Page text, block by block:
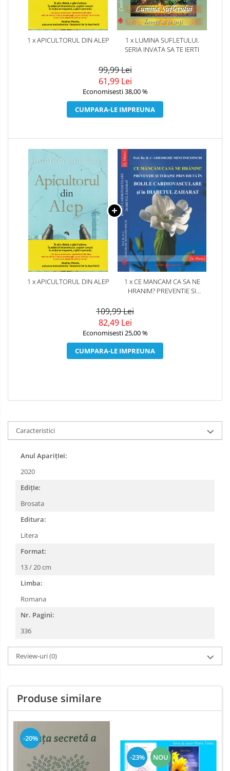
1 x APICULTORUL DIN ALEP
1 x LUMINA SUFLETULUI.
SERIA INVATA SA TE IERTI
99,99 Lei
61,99 Lei
Economisesti 38,00 %
CUMPARA-LE IMPREUNA
1 x APICULTORUL DIN ALEP
1 x CE MANCAM CA SA NE
HRANIM? PREVENTIE SI
CARDIOVASCULARE SI IN
109,99 Lei
82,49 Lei
Economisesti 25,00 %
CUMPARA-LE IMPREUNA
Caracteristici
Anul AparițIei:
2020
EdițIe:
Brosata
Editura:
Litera
Format:
13 / 20 cm
Limba:
Romana
Nr. Pagini:
336
Review-uri(0)
Produse similare
-20%
-23% NOU